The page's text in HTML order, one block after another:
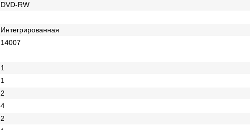
DVD-RW
Интегрированная
14007
1
1
2
4
2